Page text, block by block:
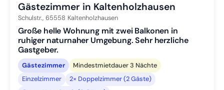
Gästezimmer in Kaltenholzhausen
Schulstr., 65558 Kaltenholzhausen
Große helle Wohnung mit zwei Balkonen in
ruhiger naturnaher Umgebung. Sehr herzliche
Gastgeber.
Gästezimmer
Mindestmietdauer 3 Nächte
Einzelzimmer
2× Doppelzimmer (2 Gäste)